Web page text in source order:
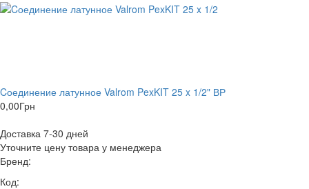
Cоединение латунное Valrom PexKIT 25 x 1/2" ВР
0,00Грн
Доставка 7-30 дней
Уточните цену товара у менеджера
Бренд:
Код: